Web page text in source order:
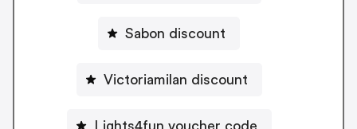
Sabon discount
Victoriamilan discount
Lights4fun voucher code